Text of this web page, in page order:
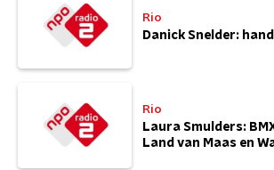
Rio
Danick Snelder:
Rio
Laura Smulders:
Land van Maas en